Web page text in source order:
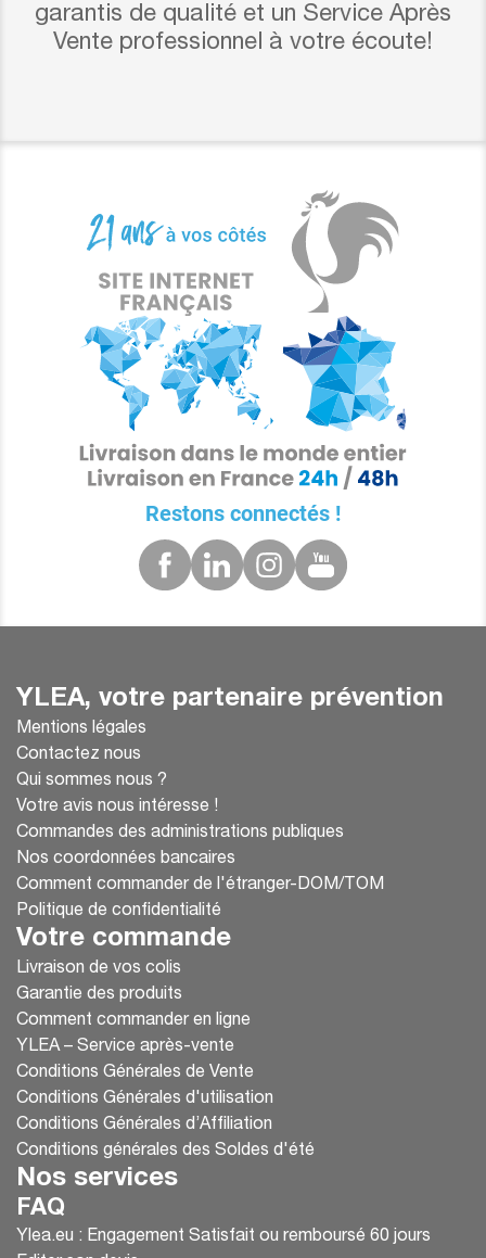
garantis de qualité et un Service Après
Vente professionnel à votre écoute!
Restons connectés !
YLEA, votre partenaire prévention
Mentions légales
Contactez nous
Qui sommes nous ?
Votre avis nous intéresse !
Commandes des administrations publiques
Nos coordonnées bancaires
Comment commander de l'étranger-DOM/TOM
Politique de confidentialité
Votre commande
Livraison de vos colis
Garantie des produits
Comment commander en ligne
YLEA – Service après-vente
Conditions Générales de Vente
Conditions Générales d'utilisation
Conditions Générales d’Affiliation
Conditions générales des Soldes d'été
Nos services
FAQ
Ylea.eu : Engagement Satisfait ou remboursé 60 jours